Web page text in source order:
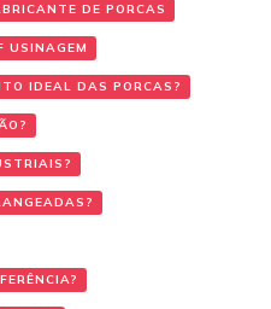
DE PORCAS
USINAGEM
IDEAL DAS PORCAS?